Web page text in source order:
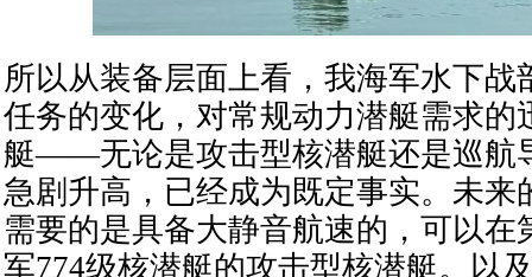
所以从装备层面上看，我海军水下战
任务的变化，对常规动力潜艇需求的
艇——无论是攻击型核潜艇还是巡航
急剧升高，已经成为既定事实。未来
需要的是具备大静音航速的，可以在
军774级核潜艇的攻击型核潜艇。以